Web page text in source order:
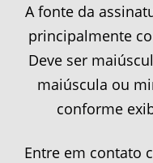
A fonte da
principalmente
Deve ser
maiúscula ou
conforme
Entre em contato